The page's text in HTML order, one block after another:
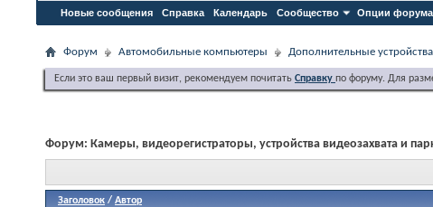
Новые сообщения Справка Календарь Сообщество Опции форума
Форум Автомобильные компьютеры Дополнительные устройства
Если это ваш первый визит, рекомендуем почитать Справку по форуму. Для
Форум: Камеры, видеорегистраторы, устройства видеозахвата и
Заголовок / Автор